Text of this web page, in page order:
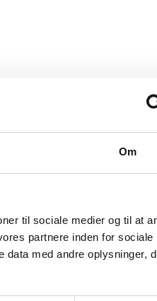
Om
til sociale medier og til at
partnere inden for sociale
med andre oplysninger,